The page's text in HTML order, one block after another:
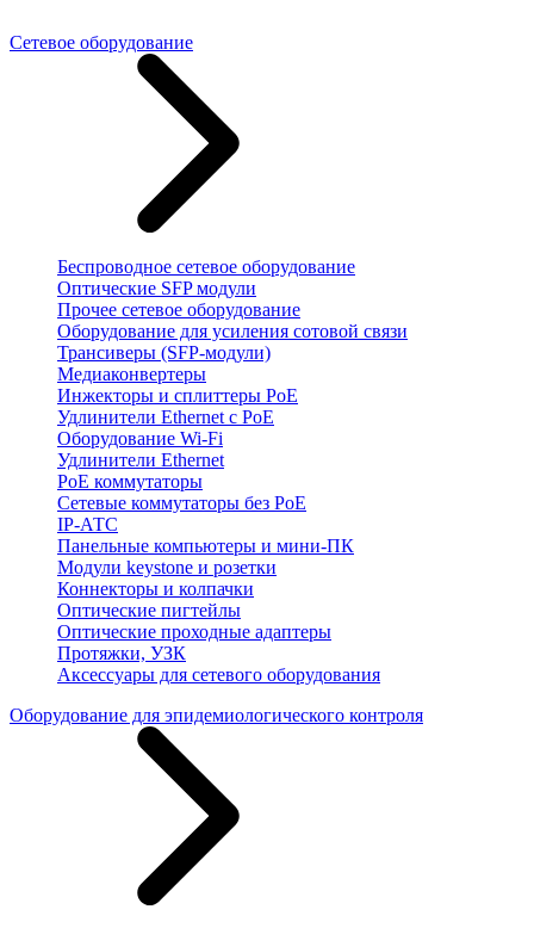
Сетевое оборудование
Беспроводное сетевое оборудование
Оптические SFP модули
Прочее сетевое оборудование
Оборудование для усиления сотовой связи
Трансиверы (SFP-модули)
Медиаконвертеры
Инжекторы и сплиттеры PoE
Удлинители Ethernet с PoE
Оборудование Wi-Fi
Удлинители Ethernet
PoE коммутаторы
Сетевые коммутаторы без PoE
IP-АТС
Панельные компьютеры и мини-ПК
Модули keystone и розетки
Коннекторы и колпачки
Оптические пигтейлы
Оптические проходные адаптеры
Протяжки, УЗК
Аксессуары для сетевого оборудования
Оборудование для эпидемиологического контроля